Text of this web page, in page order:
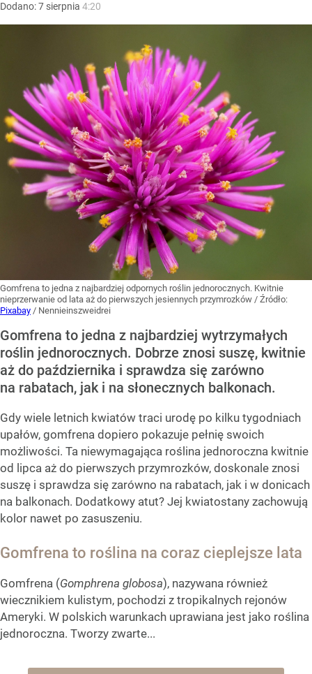
Dodano:7 sierpnia 4:20
Gomfrena to jedna z najbardziej odpornych roślin jednorocznych. Kwitnie
nieprzerwanie od lata aż do pierwszych jesiennych przymrozków / Źródło:
Pixabay / Nennieinszweidrei
Gomfrena to jedna z najbardziej wytrzymałych
roślin jednorocznych. Dobrze znosi suszę, kwitnie
aż do października i sprawdza się zarówno
na rabatach, jak i na słonecznych balkonach.
Gdy wiele letnich kwiatów traci urodę po kilku tygodniach
upałów, gomfrena dopiero pokazuje pełnię swoich
możliwości. Ta niewymagająca roślina jednoroczna kwitnie
od lipca aż do pierwszych przymrozków, doskonale znosi
suszę i sprawdza się zarówno na rabatach, jak i w donicach
na balkonach. Dodatkowy atut? Jej kwiatostany zachowują
kolor nawet po zasuszeniu.
Gomfrena to roślina na coraz cieplejsze lata
Gomfrena (Gomphrena globosa), nazywana również
wiecznikiem kulistym, pochodzi z tropikalnych rejonów
Ameryki. W polskich warunkach uprawiana jest jako roślina
jednoroczna. Tworzy zwarte...